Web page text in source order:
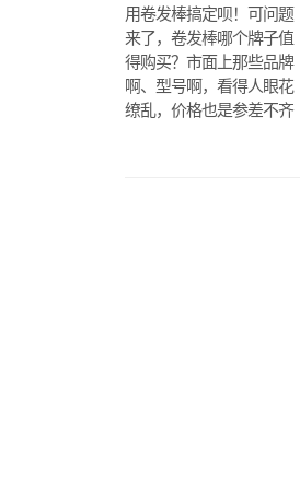
用卷发棒搞定呗！可问题
来了，卷发棒哪个牌子值
得购买？市面上那些品牌
啊、型号啊，看得人眼花
缭乱，价格也是参差不齐